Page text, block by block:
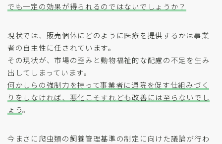
でも一定の効果が得られるのではないでしょうか？
現状では、販売個体にどのように医療を提供するかは事業
者の自主性に任されています。
その現状が、市場の歪みと動物福祉的な配慮の不足を生み
出してしまっています。
何かしらの強制力を持って事業者に通院を促す仕組みづく
りをしなければ、悪化こそすれども改善には至らないでし
ょう。
今まさに爬虫類の飼養管理基準の制定に向けた議論が行わ